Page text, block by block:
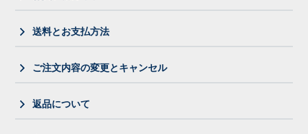
送料とお支払方法
ご注文内容の変更とキャンセル
返品について